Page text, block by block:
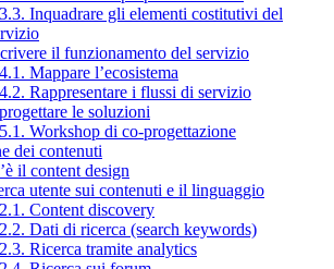
Inquadrare gli elementi costitutivi del
il funzionamento del servizio
Mappare l’ecosistema
Rappresentare i flussi di servizio
le soluzioni
Workshop di co-progettazione
dei contenuti
il content design
utente sui contenuti e il linguaggio
Content discovery
Dati di ricerca (search keywords)
Ricerca tramite analytics